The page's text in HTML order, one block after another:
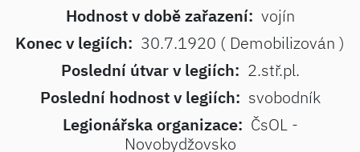
Hodnost v době zařazení: vojín
Konec v legiích: 30.7.1920 ( Demobilizován )
Poslední útvar v legiích: 2.stř.pl.
Poslední hodnost v legiích: svobodník
Legionářska organizace: ČsOL -
Novobydžovsko